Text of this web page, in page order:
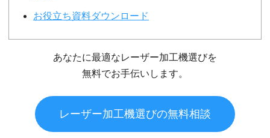
お役立ち資料ダウンロード
あなたに最適なレーザー加工機選びを
無料でお手伝いします。
レーザー加工機選びの無料相談